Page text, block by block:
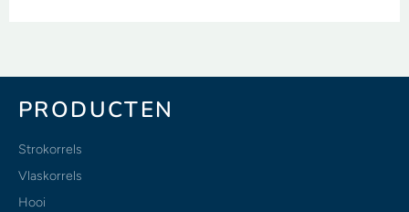
PRODUCTEN
Strokorrels
Vlaskorrels
Hooi